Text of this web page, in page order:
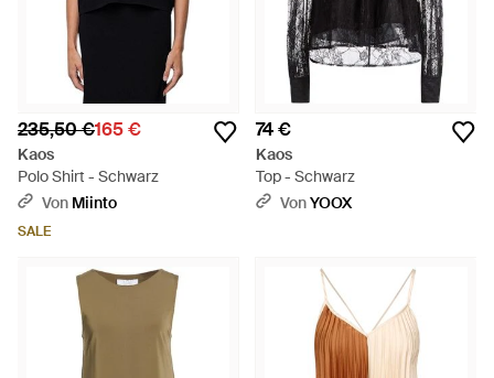
235,50 €165 €
Kaos
Polo Shirt - Schwarz
Von Miinto
SALE
74 €
Kaos
Top - Schwarz
VonYOOX